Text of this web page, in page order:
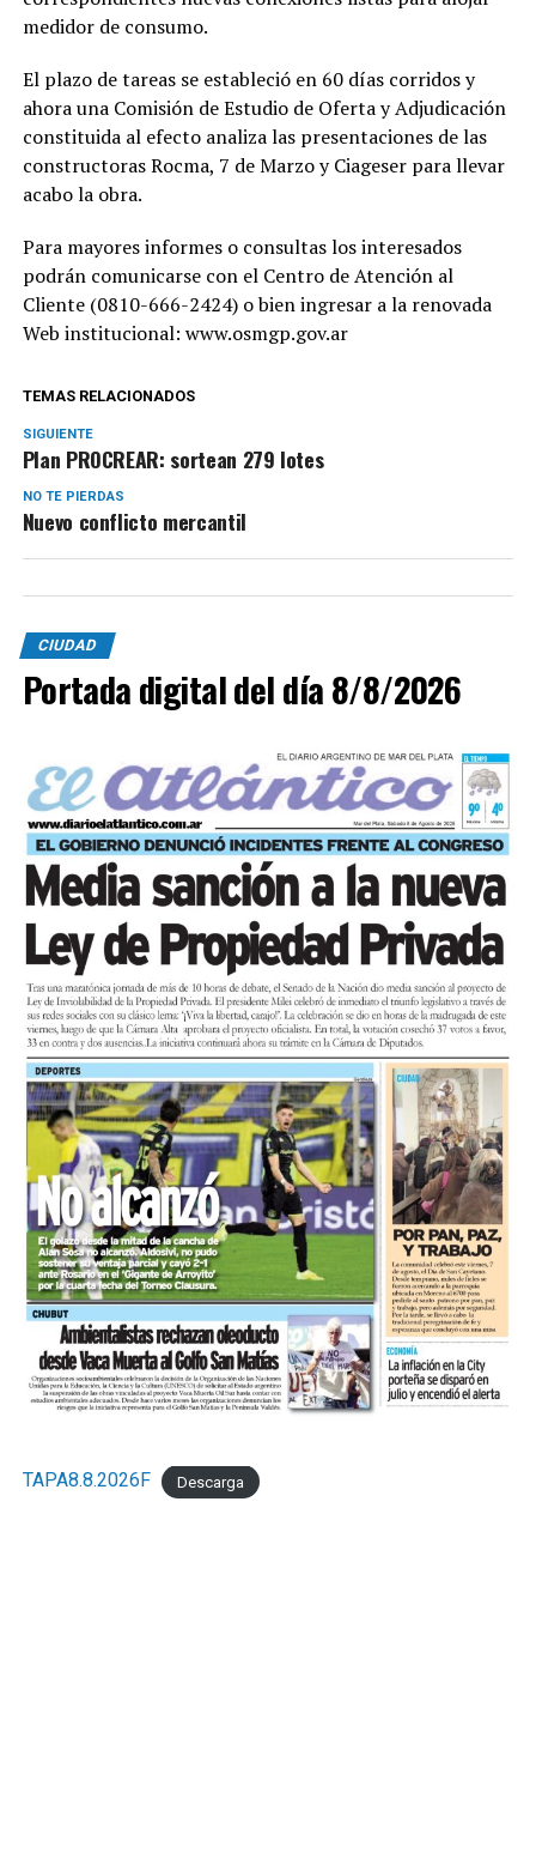
medidor de consumo.
El plazo de tareas se estableció en 60 días corridos y
ahora una Comisión de Estudio de Oferta y Adjudicación
constituida al efecto analiza las presentaciones de las
constructoras Rocma, 7 de Marzo y Ciageser para llevar
acabo la obra.
Para mayores informes o consultas los interesados
podrán comunicarse con el Centro de Atención al
Cliente (0810-666-2424) o bien ingresar a la renovada
Web institucional: www.osmgp.gov.ar
TEMAS RELACIONADOS
SIGUIENTE
Plan PROCREAR: sortean 279 lotes
NO TE PIERDAS
Nuevo conflicto mercantil
CIUDAD
Portada digital del día 8/8/2026
TAPA8.8.2026F Descarga